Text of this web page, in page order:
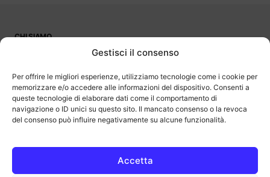
Gestisci il consenso
Per offrire le migliori esperienze, utilizziamo tecnologie come i cookie per
memorizzare e/o accedere alle informazioni del dispositivo. Consenti a
queste tecnologie di elaborare dati come il comportamento di
navigazione o ID unici su questo sito. Il mancato consenso o la revoca
del consenso può influire negativamente su alcune funzionalità.
Accetta
CHI SIAMO
OutOfBit
programma di affiliazione che consente ai siti di percepire una
commissione pubblicitaria pubblicizzando e fornendo link al sito
Amazon.it. Amazon e il logo Amazon sono marchi registrati di
Amazon.com, Inc. o delle sue affiliate.